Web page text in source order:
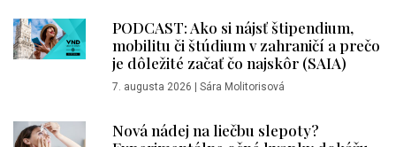
PODCAST: Ako si nájsť štipendium,
mobilitu či štúdium v zahraničí a prečo
je dôležité začať čo najskôr (SAIA)
7. augusta 2026 | Sára Molitorisová
Nová nádej na liečbu slepoty?